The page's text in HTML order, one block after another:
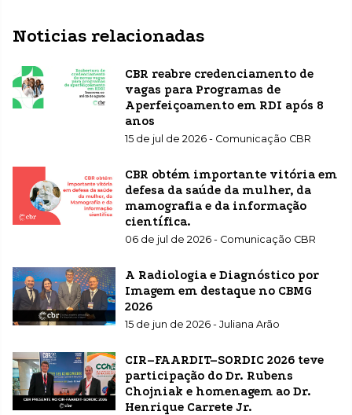
Noticias relacionadas
CBR reabre credenciamento de
vagas para Programas de
Aperfeiçoamento em RDI após 8
anos
15 de jul de 2026 - Comunicação CBR
CBR obtém importante vitória em
defesa da saúde da mulher, da
mamografia e da informação
científica.
06 de jul de 2026 - Comunicação CBR
A Radiologia e Diagnóstico por
Imagem em destaque no CBMG
2026
15 de jun de 2026 - Juliana Arão
CIR–FAARDIT–SORDIC 2026 teve
participação do Dr. Rubens
Chojniak e homenagem ao Dr.
Henrique Carrete Jr.